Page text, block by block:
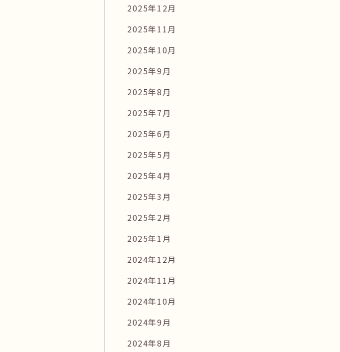
2025年12月
2025年11月
2025年10月
2025年9月
2025年8月
2025年7月
2025年6月
2025年5月
2025年4月
2025年3月
2025年2月
2025年1月
2024年12月
2024年11月
2024年10月
2024年9月
2024年8月